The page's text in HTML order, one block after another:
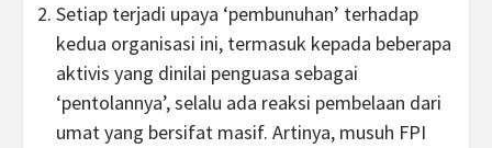
Setiap terjadi upaya ‘pembunuhan’ terhadap
kedua organisasi ini, termasuk kepada beberapa
aktivis yang dinilai penguasa sebagai
‘pentolannya’, selalu ada reaksi pembelaan dari
umat yang bersifat masif. Artinya, musuh FPI